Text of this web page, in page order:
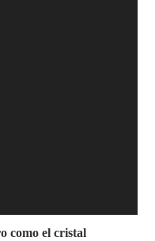
como el cristal